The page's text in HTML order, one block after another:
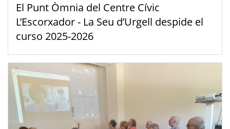
El Punt Òmnia del Centre Cívic
L’Escorxador - La Seu d’Urgell despide el
curso 2025-2026